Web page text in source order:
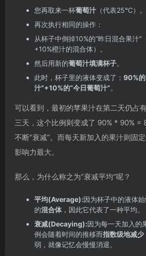
您再取来一杯葡萄汁 （代表25°C）。
再次执行相同的操作：
从杯子中倒掉10%的“昨日混合果汁”
+10%橙汁的混合体）。
然后用新的葡萄汁填满杯子。
此时，杯子里的液体变成了： 90%的
汁”+10%的“今日葡萄汁”。
可以看到，最初的苹果汁在第二天仍占
三天，这个比例则变成了 90% * 90% =
不断“衰减”。而每天新加入的果汁则固
影响力最大。
那么，为什么称之为“衰减平均”呢？
平均(Average):因为杯子中的液体
的混合体，因此它代表了一种平均。
衰减(Decaying):因为每一天加入的
例会随着时间的推移而指数级地减少
弱，就像记忆会慢慢消退。